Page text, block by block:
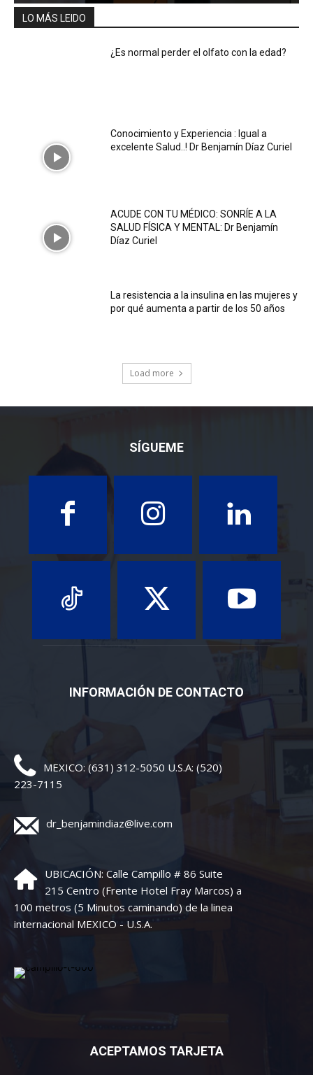
LO MÁS LEIDO
¿Es normal perder el olfato con la edad?
Conocimiento y Experiencia : Igual a
excelente Salud..! Dr Benjamín Díaz Curiel
ACUDE CON TU MÉDICO: SONRÍE A LA
SALUD FÍSICA Y MENTAL: Dr Benjamín
Díaz Curiel
La resistencia a la insulina en las mujeres y
por qué aumenta a partir de los 50 años
Load more
SÍGUEME
INFORMACIÓN DE CONTACTO
MEXICO: (631) 312-5050 U.S.A: (520)
223-7115
dr_benjamindiaz@live.com
UBICACIÓN: Calle Campillo # 86 Suite
215 Centro (Frente Hotel Fray Marcos) a
100 metros (5 Minutos caminando) de la linea
internacional MEXICO - U.S.A.
ACEPTAMOS TARJETA